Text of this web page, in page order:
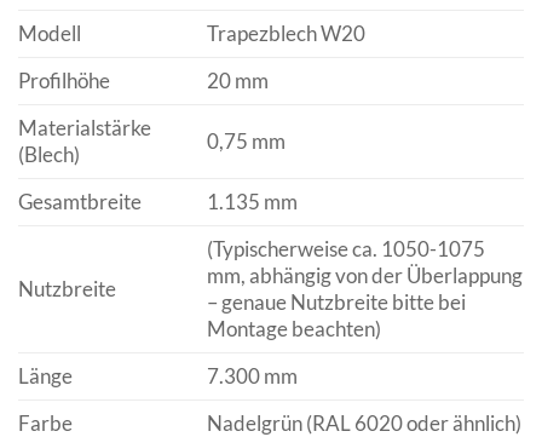
Modell
Trapezblech W20
Profilhöhe
20 mm
Materialstärke
(Blech)
0,75 mm
Gesamtbreite 1.135 mm
Nutzbreite
(Typischerweise ca. 1050-1075
mm, abhängig von der Überlappung
– genaue Nutzbreite bitte bei
Montage beachten)
Länge
7.300 mm
Farbe
Nadelgrün (RAL 6020 oder ähnlich)